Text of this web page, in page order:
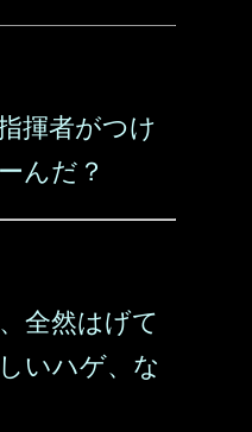
揮者がつけ
んだ？
全然はげて
いハゲ、な